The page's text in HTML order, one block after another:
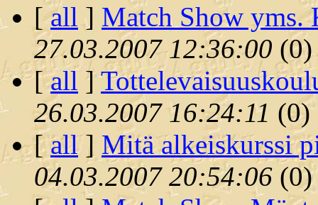
[all ] Match Show yms.
27.03.2007 12:36:00 (
[all ]
26.03.2007 16:24:11 (0)
[all] Mitä alkeiskurssi
04.03.2007 20:54:06 (